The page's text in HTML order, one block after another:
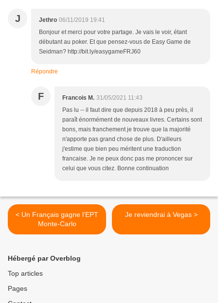
J Jethro 06/11/2019 19:41
Bonjour et merci pour votre partage. Je vais le voir, étant
débutant au poker. Et que pensez-vous de Easy Game de
Seidman? http://bit.ly/easygameFRJ60
Répondre
F Francois M. 31/05/2021 11:43
Pas lu -- il faut dire que depuis 2018 à peu près, il
paraît énormément de nouveaux livres. Certains sont
bons, mais franchement je trouve que la majorité
n'apporte pas grand chose de plus. D'ailleurs
j'estime que bien peu méritent une traduction
francaise. Je ne peux donc pas me prononcer sur
celui que vous citez. Bonne continuation
< Un Français gagne l'EPT
Monte-Carlo
Je reviendrai à Vegas >
Hébergé par Overblog
Top articles
Pages